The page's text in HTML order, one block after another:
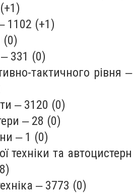
1102 (+1)
(0)
‒ 331 (0)
тактичного рівня ‒
‒ 3120 (0)
‒ 28 (0)
‒ 1 (0)
техніки та автоцистерн
‒ 3773 (0)